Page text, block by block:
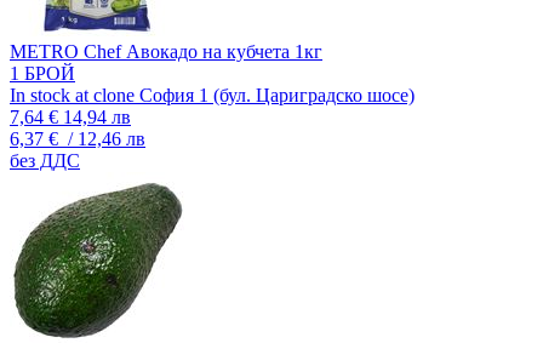
METRO Chef Авокадо на кубчета 1кг
1 БРОЙ
In stock at clone София 1 (бул. Цариградско шосе)
7,64 € 14,94 лв
6,37 € / 12,46 лв
без ДДС